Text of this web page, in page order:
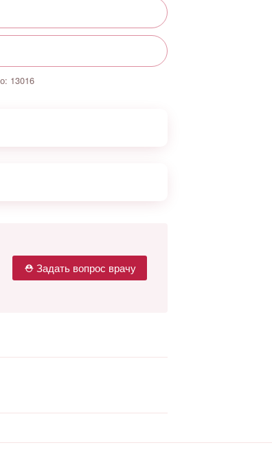
13016
⛑ Задать вопрос врачу